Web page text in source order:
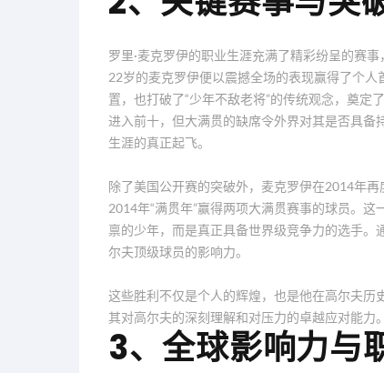
罗里·麦克罗伊的职业生涯充满了精彩纷呈的赛
22岁的麦克罗伊便以震撼全场的表现赢得了个
置，也打破了“少年不敌老将”的传统观念，奠
进入前十，但大满贯的缺席令外界对其是否具
生涯的真正起飞。
除了美国公开赛的突破外，麦克罗伊在2014年
2014年“满贯年”赢得两项大满贯赛事的球员。
禀的少年，而是真正具备世界级竞争力的选手
尔夫顶级球员的影响力。
这些胜利不仅是个人的辉煌，也是他在高尔夫历
其对高尔夫的深刻理解和对压力的卓越应对能力
3、全球影响力与